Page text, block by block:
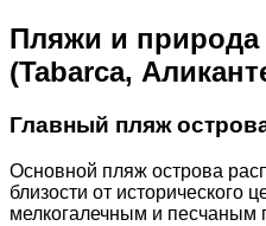
Пляжи и природа
(Tabarca,
Главный пляж
Основной пляж острова
близости от исторического
мелкогалечным и песчаным